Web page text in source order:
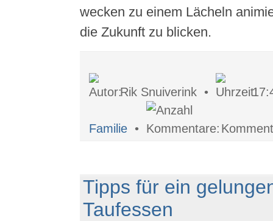
wecken zu einem Lächeln
die Zukunft zu blicken.
Rik Snuiverink •
Familie•
Tipps für ein
Taufessen